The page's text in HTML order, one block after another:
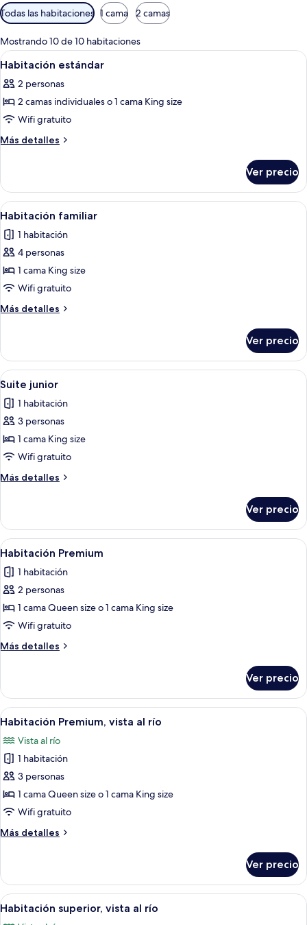
Filtros
disponibles
para
las
habitaciones
Todas las habitaciones 1 cama 2 camas
Mostrando 10 de 10 habitaciones
Abrir
todas
las
fotos
de
Habitación
Habitación de hotel con una cama
6
Habitación estándar
2 personas
2 camas individuales o 1 cama King size
Wifi gratuito
Más detalles
Más
estándar
Ver precio
Abrir
todas
las
fotos
de
Habitación
familiar
Una habitación de hotel con una
8
Habitación familiar
1 habitación
4 personas
1 cama King size
Wifi gratuito
Más detalles
Más
familiar
Ver precio
Abrir
todas
las
fotos
de
Suite
junior
Un edificio moderno con fachada
19
Suite junior
1 habitación
3 personas
1 cama King size
Wifi gratuito
Más detalles
Más
junior
Ver precio
Abrir
todas
las
fotos
de
Habitación
Premium
Una habitación de hotel con una
13
Habitación Premium
1 habitación
2 personas
1 cama Queen size o 1 cama King size
Wifi gratuito
Más detalles
Más
Premium
Ver precio
Abrir
todas
las
fotos
de
Habitación
Premium,
al
Habitación de hotel con una cama
25
Habitación Premium, vista al río
Vista al río
1 habitación
3 personas
1 cama Queen size o 1 cama King size
Wifi gratuito
Más detalles
Más
Premium,
vista
al
Ver precio
Abrir
todas
Habitación de hotel con una cama
15
Habitación superior, vista al río